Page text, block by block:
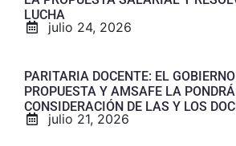
LUCHA
julio 24, 2026
PARITARIA DOCENTE: EL
PROPUESTA Y AMSAFE LA
CONSIDERACIÓN DE LAS Y LOS
julio 21, 2026